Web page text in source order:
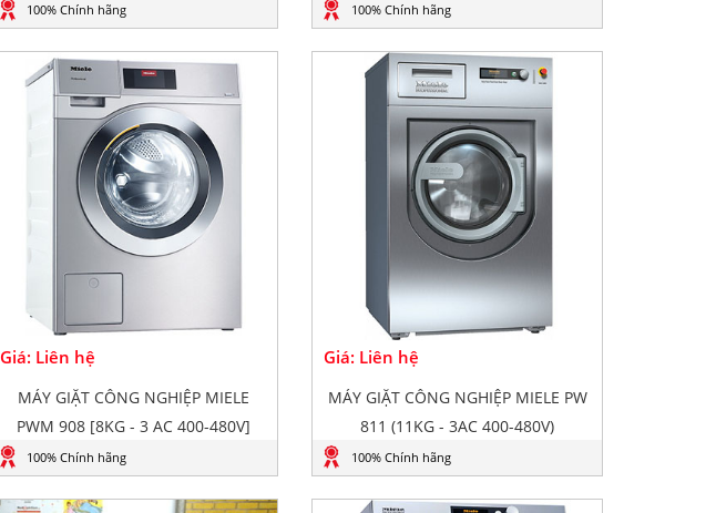
100% Chính hãng 100% Chính hãng
Giá: Liên hệ
MÁY GIẶT CÔNG NGHIỆP MIELE
PWM 908 [8KG - 3 AC 400-480V]
100% Chính hãng
Giá: Liên hệ
MÁY GIẶT CÔNG NGHIỆP MIELE PW
811 (11KG - 3AC 400-480V)
100% Chính hãng